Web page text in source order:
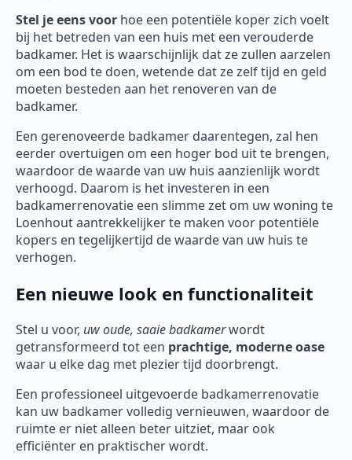
Stel je eens voor hoe een potentiële koper zich voelt
bij het betreden van een huis met een verouderde
badkamer. Het is waarschijnlijk dat ze zullen aarzelen
om een bod te doen, wetende dat ze zelf tijd en geld
moeten besteden aan het renoveren van de
badkamer.
Een gerenoveerde badkamer daarentegen, zal hen
eerder overtuigen om een hoger bod uit te brengen,
waardoor de waarde van uw huis aanzienlijk wordt
verhoogd. Daarom is het investeren in een
badkamerrenovatie een slimme zet om uw woning te
Loenhout aantrekkelijker te maken voor potentiële
kopers en tegelijkertijd de waarde van uw huis te
verhogen.
Een nieuwe look en functionaliteit
Stel u voor, uw oude, saaie badkamerwordt
getransformeerd tot een prachtige, moderne oase
waar u elke dag met plezier tijd doorbrengt.
Een professioneel uitgevoerde badkamerrenovatie
kan uw badkamer volledig vernieuwen, waardoor de
ruimte er niet alleen beter uitziet, maar ook
efficiënter en praktischer wordt.